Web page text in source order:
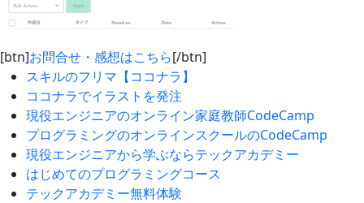
[btn]お問合せ・感想はこちら[/btn]
スキルのフリマ【ココナラ】
ココナラでイラストを発注
現役エンジニアのオンライン家庭教師CodeCamp
プログラミングのオンラインスクールのCodeCamp
現役エンジニアから学ぶならテックアカデミー
はじめてのプログラミングコース
テックアカデミー無料体験